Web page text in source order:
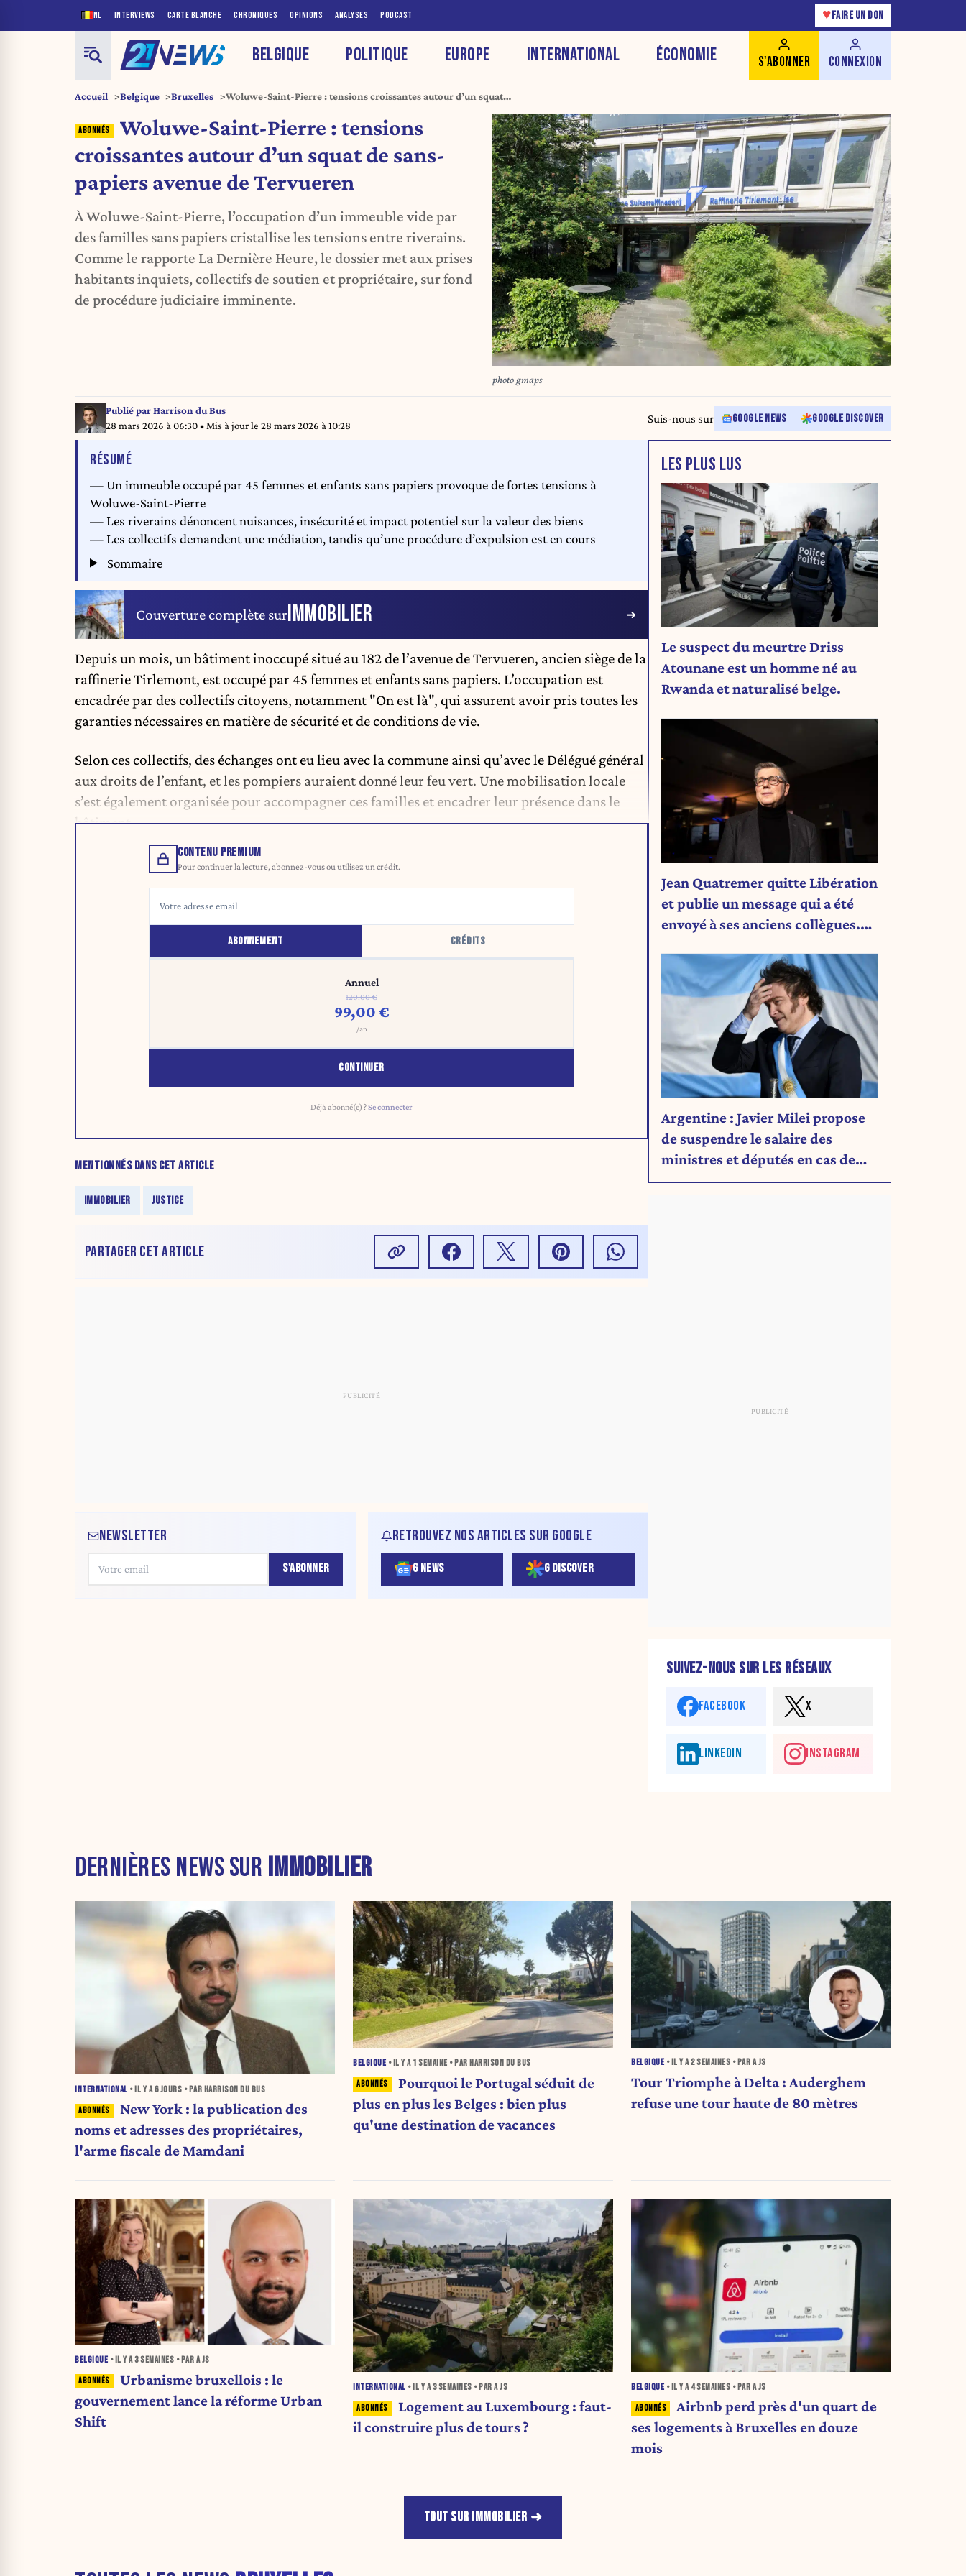
NL INTERVIEWS CARTE BLANCHE CHRONIQUES OPINIONS ANALYSES PODCAST ♥ FAIRE UN DON
BELGIQUE POLITIQUE EUROPE INTERNATIONAL ÉCONOMIE S'ABONNER CONNEXION
Accueil Belgique Bruxelles
Woluwe-Saint-Pierre : tensions croissantes autour d’un squat
Woluwe-Saint-Pierre : tensions
croissantes autour d’un squat de sans-
papiers avenue de Tervueren
À Woluwe-Saint-Pierre, l’occupation d’un immeuble vide par
des familles sans papiers cristallise les tensions entre riverains.
Comme le rapporte La Dernière Heure, le dossier met aux prises
habitants inquiets, collectifs de soutien et propriétaire, sur fond
de procédure judiciaire imminente.
photo gmaps
Publié parHarrison du Bus
28 mars 2026 à 06:30• Mis à jour le 28 mars 2026 à 10:28
Suis-nous sur GOOGLE NEWS GOOGLE DISCOVER
RÉSUMÉDE L'ARTICLE
— Un immeuble occupé par 45 femmes et enfants sans papiers provoque de fortes tensions à
Woluwe-Saint-Pierre
— Les riverains dénoncent nuisances, insécurité et impact potentiel sur la valeur des biens
— Les collectifs demandent une médiation, tandis qu’une procédure d’expulsion est en cours
Sommaire
Couverture complète surIMMOBILIER
Depuis un mois, un bâtiment inoccupé situé au 182 de l’avenue de Tervueren, ancien siège de la
raffinerie Tirlemont, est occupé par 45 femmes et enfants sans papiers. L’occupation est
encadrée par des collectifs citoyens, notamment "On est là", qui assurent avoir pris toutes les
garanties nécessaires en matière de sécurité et de conditions de vie.
Selon ces collectifs, des échanges ont eu lieu avec la commune ainsi qu’avec le Délégué général
aux droits de l’enfant, et les pompiers auraient donné leur feu vert. Une mobilisation locale
s’est également organisée pour accompagner ces familles et encadrer leur présence dans le
bâtiment.
CONTENU PREMIUM
Pour continuer la lecture, abonnez-vous ou utilisez un crédit.
ABONNEMENT CRÉDITS
Annuel
120,00 €
99,00 €
/an
CONTINUER
Déjà abonné(e) ?Se connecter
MENTIONNÉS DANS CET ARTICLE
IMMOBILIER JUSTICE
PARTAGER CET ARTICLE
NEWSLETTER
S'ABONNER
RETROUVEZ NOS ARTICLES SUR GOOGLE
G NEWS G DISCOVER
LES PLUS LUS
Le suspect du meurtre Driss
Atounane est un homme né au
Rwanda et naturalisé belge.
Jean Quatremer quitte Libération
et publie un message qui a été
envoyé à ses anciens collègues.
Argentine : Javier Milei propose
de suspendre le salaire des
ministres et députés en cas de
déficit budgétaire
SUIVEZ-NOUS SUR LES RÉSEAUX
FACEBOOK X
LINKEDIN INSTAGRAM
DERNIÈRES NEWS SUR IMMOBILIER
INTERNATIONAL • IL Y A6 JOURS • PAR HARRISON DU BUS
New York : la publication des
noms et adresses des propriétaires,
l'arme fiscale de Mamdani
BELGIQUE • IL Y A 1 SEMAINE • PAR HARRISON DU BUS
Pourquoi le Portugal séduit de
plus en plus les Belges : bien plus
qu'une destination de vacances
BELGIQUE • IL Y A2 SEMAINES • PAR A JS
Tour Triomphe à Delta : Auderghem
refuse une tour haute de 80 mètres
BELGIQUE • IL Y A3 SEMAINES • PAR A JS
Urbanisme bruxellois : le
gouvernement lance la réforme Urban
Shift
INTERNATIONAL • IL Y A3 SEMAINES • PAR A JS
Logement au Luxembourg : faut-
il construire plus de tours ?
BELGIQUE • IL Y A 4 SEMAINES • PAR A JS
Airbnb perd près d'un quart de
ses logements à Bruxelles en douze
mois
TOUT SUR IMMOBILIER